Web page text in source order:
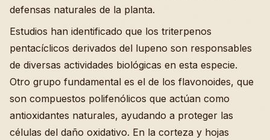
defensas naturales de la planta.
Estudios han identificado que los triterpenos
pentacíclicos derivados del lupeno son responsables
de diversas actividades biológicas en esta especie.
Otro grupo fundamental es el de los flavonoides, que
son compuestos polifenólicos que actúan como
antioxidantes naturales, ayudando a proteger las
células del daño oxidativo. En la corteza y hojas